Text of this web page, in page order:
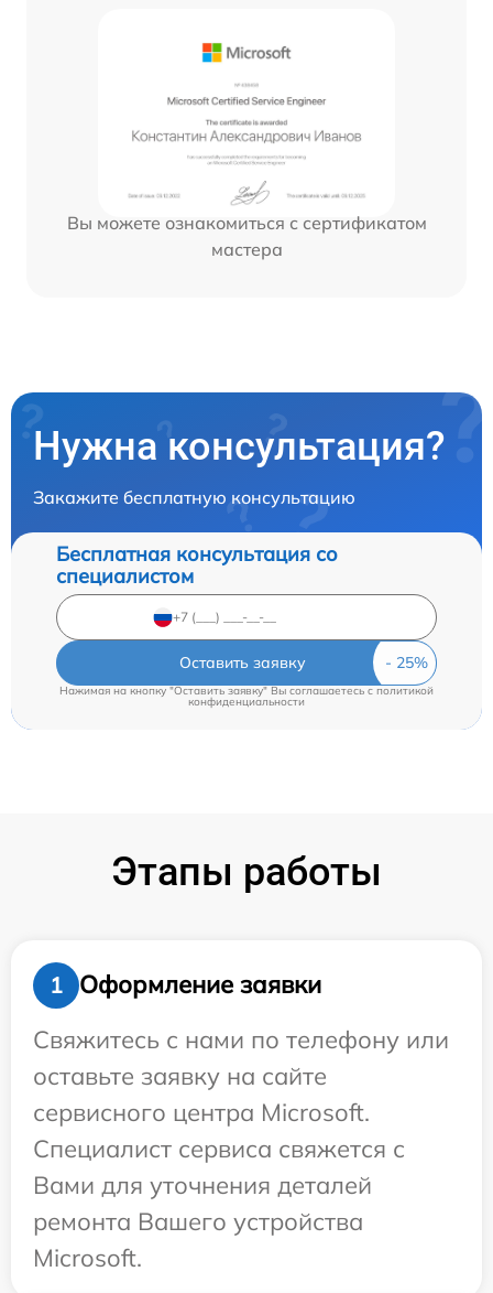
Вы можете ознакомиться с сертификатом
мастера
Нужна консультация?
Закажите бесплатную консультацию
Бесплатная консультация со
специалистом
Оставить заявку
Нажимая на кнопку "Оставить заявку" Вы соглашаетесь cполитикой
конфиденциальности
Этапы работы
1
Оформление заявки
Свяжитесь с нами по телефону или
оставьте заявку на сайте
сервисного центра Microsoft.
Специалист сервиса свяжется с
Вами для уточнения деталей
ремонта Вашего устройства
Microsoft.